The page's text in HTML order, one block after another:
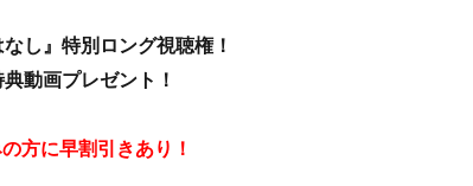
し』特別ロング視聴権！
動画プレゼント！
方に早割引きあり！